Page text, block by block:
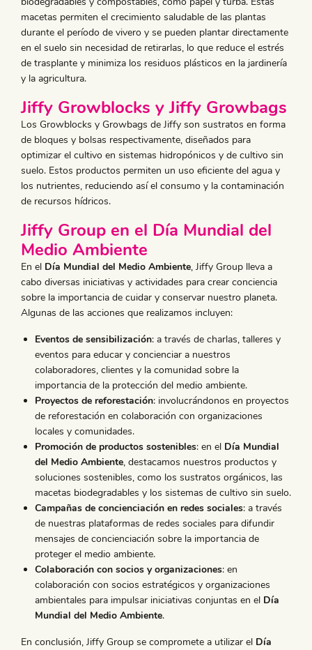
macetas permiten el crecimiento saludable de las plantas
durante el período de vivero y se pueden plantar directamente
en el suelo sin necesidad de retirarlas, lo que reduce el estrés
de trasplante y minimiza los residuos plásticos en la jardinería
y la agricultura.
Jiffy Growblocks y Jiffy Growbags
Los Growblocks y Growbags de Jiffy son sustratos en forma
de bloques y bolsas respectivamente, diseñados para
optimizar el cultivo en sistemas hidropónicos y de cultivo sin
suelo. Estos productos permiten un uso eficiente del agua y
los nutrientes, reduciendo así el consumo y la contaminación
de recursos hídricos.
Jiffy Group en el Día Mundial del
Medio Ambiente
En el Día Mundial del Medio Ambiente, Jiffy Group lleva a
cabo diversas iniciativas y actividades para crear conciencia
sobre la importancia de cuidar y conservar nuestro planeta.
Algunas de las acciones que realizamos incluyen:
Eventos de sensibilización: a través de charlas, talleres y
eventos para educar y concienciar a nuestros
colaboradores, clientes y la comunidad sobre la
importancia de la protección del medio ambiente.
Proyectos de reforestación: involucrándonos en proyectos
de reforestación en colaboración con organizaciones
locales y comunidades.
Promoción de productos sostenibles: en el Día Mundial
del Medio Ambiente, destacamos nuestros productos y
soluciones sostenibles, como los sustratos orgánicos, las
macetas biodegradables y los sistemas de cultivo sin suelo.
Campañas de concienciación en redes sociales: a través
de nuestras plataformas de redes sociales para difundir
mensajes de concienciación sobre la importancia de
proteger el medio ambiente.
Colaboración con socios y organizaciones: en
colaboración con socios estratégicos y organizaciones
ambientales para impulsar iniciativas conjuntas en el Día
Mundial del Medio Ambiente.
En conclusión, Jiffy Group se compromete a utilizar el Día